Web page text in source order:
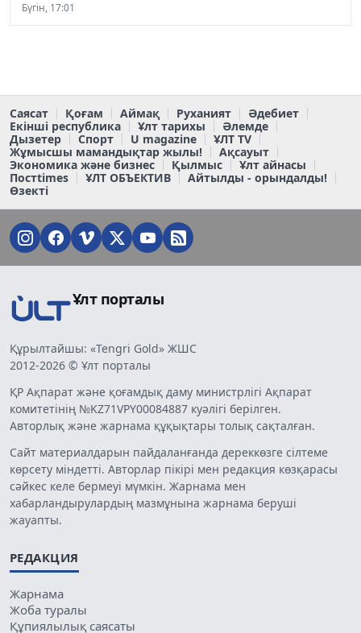
Бүгін, 17:01
Саясат Қоғам Аймақ Руханият
Әдебиет
Екінші республика
Ұлт тарихы
Әлемде
Дызетер
Спорт U magazine
ҰЛТ TV
Жұмысшы мамандықтар жылы!
Ақсауыт
Экономика және бизнес
Қылмыс
Ұлт айнасы
Постtimes
ҰЛТ ОБЪЕКТИВ
Айтылды - орындалды!
Өзекті
Ұлт порталы
Құрылтайшы: «Tengri Gold» ЖШС
2012-2026 © Ұлт порталы
ҚР Ақпарат және қоғамдық даму министрлігі Ақпарат
комитетінің №KZ71VPY00084887 куәлігі берілген.
Авторлық және жарнама құқықтары толық сақталған.
Сайт материалдарын пайдаланғанда дереккөзге сілтеме
көрсету міндетті. Авторлар пікірі мен редакция көзқарасы
сәйкес келе бермеуі мүмкін. Жарнама мен
хабарландырулардың мазмұнына жарнама беруші
жауапты.
РЕДАКЦИЯ
Жарнама
Жоба туралы
Құпиялылық саясаты